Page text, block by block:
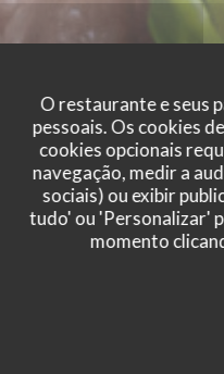
O restaurante e seus
pessoais. Os cookies
cookies opcionais
navegação, medir a
sociais) ou exibir
tudo' ou 'Personalizar'
momento